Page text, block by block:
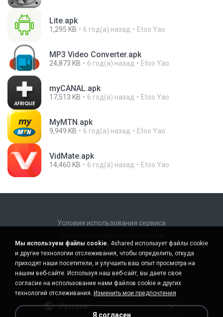
Lite.apk
1,295 KB 6 год(а) назад Etoo Yao
MP3 Video Converter.apk
24,873 KB 6 год(а) назад Etoo Yao
myCANAL.apk
17,513 KB 6 год(а) назад Etoo Yao
MyMTN.apk
9,949 KB 6 год(а) назад Etoo Yao
VidMate.apk
14,460 KB 6 год(а) назад Etoo Yao
Условия использования сервиса
Поддержка
Не продавать мои персональные данные
Не передавать мои персональные данные
Русский
Мы используем файлы cookie. 4shared использует файлы cookie
и другие технологии отслеживания, чтобы определить, откуда
приходят наши посетители, и улучшить ваш опыт просмотра на
нашем веб-сайте. Используя наш веб-сайт, вы даете свое
согласие на использование нами файлов cookie и других
технологий отслеживания. Изменить мои предпочтения
Я согласен